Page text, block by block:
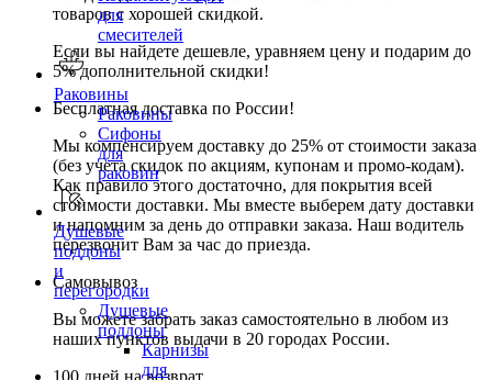
для
смесителей
Раковины
Раковины
Сифоны
для
раковин
Душевые
поддоны
и
перегородки
Душевые
поддоны
Карнизы
для
товаров с хорошей скидкой.
Если вы найдете дешевле, уравняем цену и подарим до
5% дополнительной скидки!
Бесплатная доставка по России!
Мы компенсируем доставку до 25% от стоимости заказа
(без учета скидок по акциям, купонам и промо-кодам).
Как правило этого достаточно, для покрытия всей
стоимости доставки. Мы вместе выберем дату доставки
и напомним за день до отправки заказа. Наш водитель
перезвонит Вам за час до приезда.
Самовывоз
Вы можете забрать заказ самостоятельно в любом из
наших пунктов выдачи в 20 городах России.